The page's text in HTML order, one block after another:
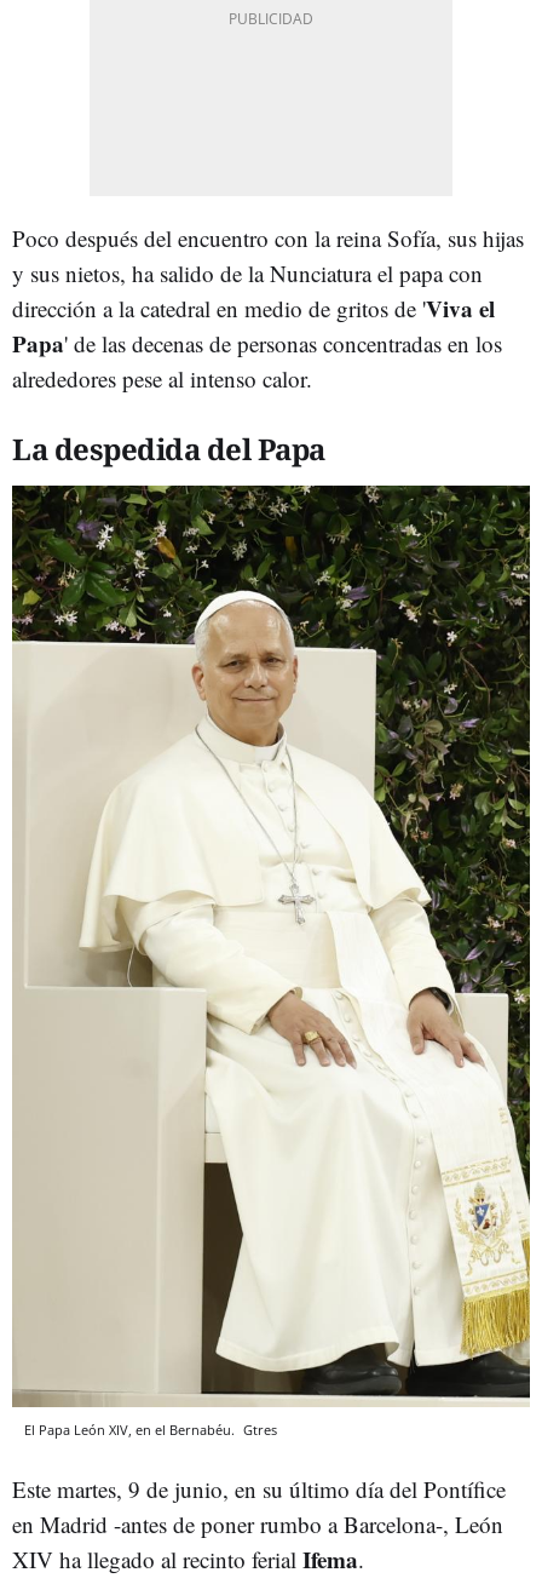
Poco después del encuentro con la reina Sofía, sus hijas
y sus nietos, ha salido de la Nunciatura el papa con
dirección a la catedral en medio de gritos de 'Viva el
Papa' de las decenas de personas concentradas en los
alrededores pese al intenso calor.
La despedida del Papa
El Papa León XIV, en el Bernabéu. Gtres
Este martes, 9 de junio, en su último día del Pontífice
en Madrid -antes de poner rumbo a Barcelona-, León
XIV ha llegado al recinto ferial Ifema.